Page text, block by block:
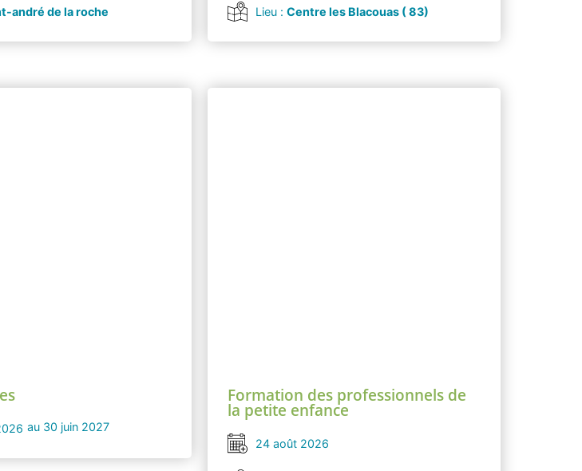
andré de la roche Lieu :Centre les Blacouas ( 83)
au 30 juin 2027
Formation des professionnels de
la petite enfance
24 août 2026